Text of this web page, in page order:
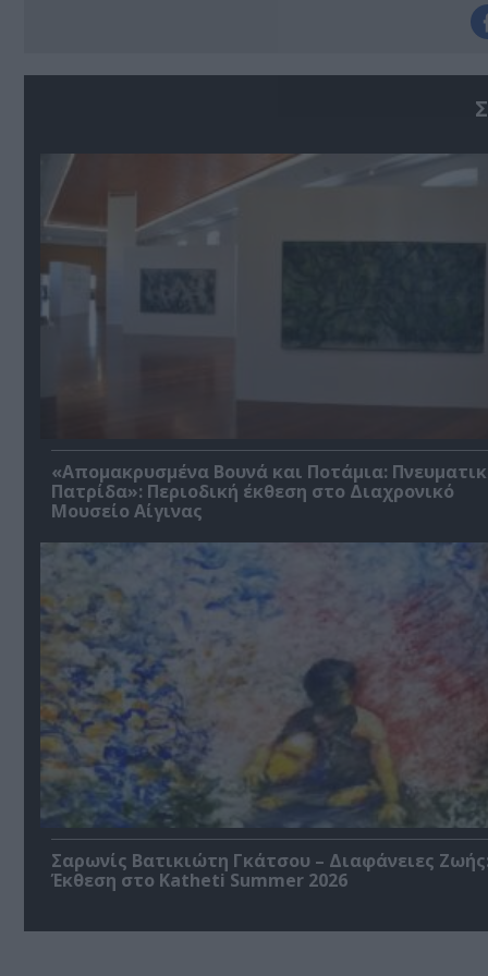
«Απομακρυσμένα Βουνά και Ποτάμια:
Πατρίδα»: Περιοδική έκθεση στο Διαχρονικό
Μουσείο Αίγινας
Σαρωνίς Βατικιώτη Γκάτσου – Διαφάνειες Ζωής:
Έκθεση στο Katheti Summer 2026